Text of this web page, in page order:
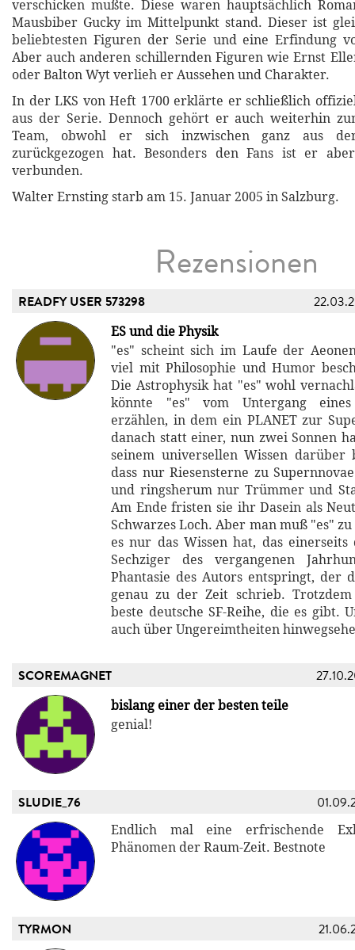
verschicken mußte. Diese waren hauptsächlich
Mausbiber Gucky im Mittelpunkt stand. Dieser ist
beliebtesten Figuren der Serie und eine Erfindung
Aber auch anderen schillernden Figuren wie Ernst
oder Balton Wyt verlieh er Aussehen und Charakter.
In der LKS von Heft 1700 erklärte er schließlich
aus der Serie. Dennoch gehört er auch weiterhin
Team, obwohl er sich inzwischen ganz aus
zurückgezogen hat. Besonders den Fans ist er
verbunden.
Walter Ernsting starb am 15. Januar 2005 in Salzburg.
Rezensionen
READFY USER 573298
ES und die Physik
"es" scheint sich im Laufe der
viel mit Philosophie und Humor
Die Astrophysik hat "es" wohl
könnte "es" vom Untergang eines
erzählen, in dem ein PLANET zur
danach statt einer, nun zwei Sonnen
seinem universellen Wissen darüber
dass nur Riesensterne zu
und ringsherum nur Trümmer und
Am Ende fristen sie ihr Dasein als
Schwarzes Loch. Aber man muß "es"
es nur das Wissen hat, das einerseits
Sechziger des vergangenen
Phantasie des Autors entspringt, der
genau zu der Zeit schrieb.
beste deutsche SF-Reihe, die es gibt.
auch über Ungereimtheiten
SCOREMAGNET
bislang einer der besten teile
genial!
SLUDIE_76
Endlich mal eine erfrischende
Phänomen der Raum-Zeit. Bestnote
TYRMON